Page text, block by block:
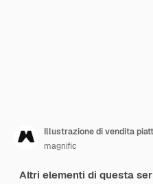
Illustrazione di vendita
magnific
Altri elementi di questa